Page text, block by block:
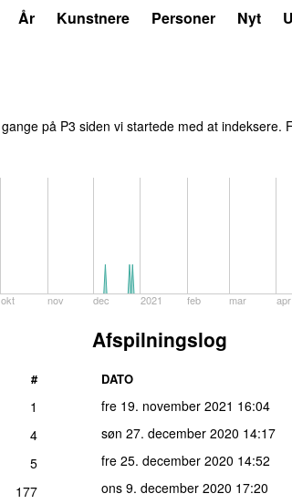
År Kunstnere Personer Nyt
gange på P3 siden vi startede med at indeksere.
okt nov dec 2021 feb mar apr
#
1
4
5
177
Afspilningslog
DATO
fre 19. november 2021 16:04
søn 27. december 2020 14:17
fre 25. december 2020 14:52
ons 9. december 2020 17:20